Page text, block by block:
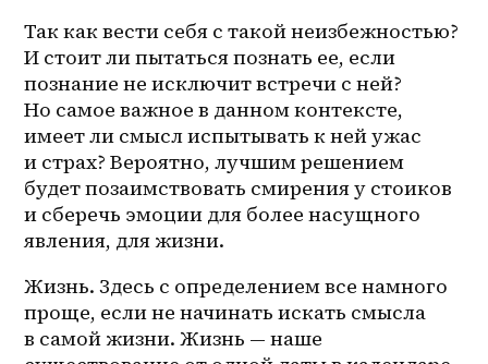
Так как вести себя с такой неизбежностью?
И стоит ли пытаться познать ее, если
познание не исключит встречи с ней?
Но самое важное в данном контексте,
имеет ли смысл испытывать к ней ужас
и страх? Вероятно, лучшим решением
будет позаимствовать смирения у стоиков
и сберечь эмоции для более насущного
явления, для жизни.
Жизнь. Здесь с определением все намного
проще, если не начинать искать смысла
в самой жизни. Жизнь — наше